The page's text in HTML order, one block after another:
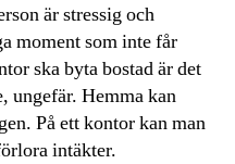
är stressig och
moment som inte får
ska byta bostad är det
ungefär. Hemma kan
På ett kontor kan man
intäkter.